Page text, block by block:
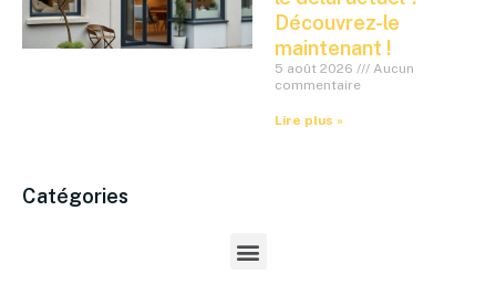
Découvrez-le
maintenant !
5 août 2026
Aucun
commentaire
Lire plus »
Catégories